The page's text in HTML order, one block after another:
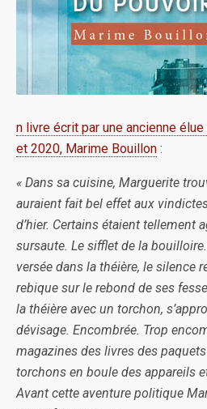
n livre écrit par une ancienne
et 2020, Marime Bouillon :
« Dans sa cuisine, Marguerite
auraient fait bel effet aux
d’hier. Certains étaient tellement
sursaute. Le sifflet de la bouilloire.
versée dans la théière, le silence
rebique sur le rebond de ses
la théière avec un torchon,
dévisage. Encombrée. Trop
magazines des livres des
torchons en boule des appareils
Avant cette aventure politique